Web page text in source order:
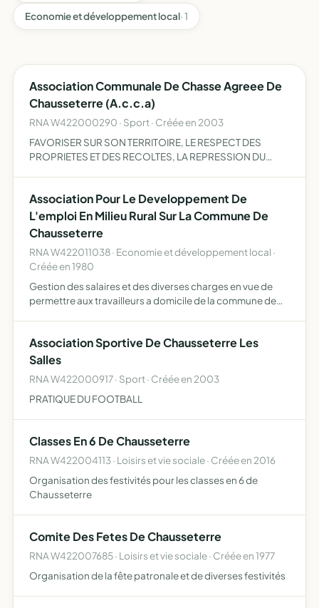
Economie et développement local· 1
Association Communale De Chasse Agreee De
Chausseterre (A.c.c.a)
RNA W422000290 · Sport · Créée en 2003
FAVORISER SUR SON TERRITOIRE, LE RESPECT DES
PROPRIETES ET DES RECOLTES, LA REPRESSION DU
Association Pour Le Developpement De
L'emploi En Milieu Rural Sur La Commune De
Chausseterre
RNA W422011038 · Economie et développement local ·
Créée en 1980
Gestion des salaires et des diverses charges en vue de
permettre aux travailleurs a domicile de la commune de
Association Sportive De Chausseterre Les
Salles
RNA W422000917 · Sport · Créée en 2003
PRATIQUE DU FOOTBALL
Classes En 6 De Chausseterre
RNA W422004113 · Loisirs et vie sociale · Créée en 2016
Organisation des festivités pour les classes en 6 de
Chausseterre
Comite Des Fetes De Chausseterre
RNA W422007685 · Loisirs et vie sociale · Créée en 1977
Organisation de la fête patronale et de diverses festivités